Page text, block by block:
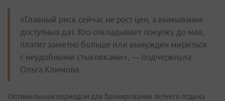
«Главный риск сейчас не рост цен, а вымывание
доступных дат. Кто откладывает покупку до мая,
платит заметно больше или вынужден мириться
с неудобными стыковками», — подчеркнула
Ольга Климова.
Оптимальным периодом для бронирования летнего отдыха